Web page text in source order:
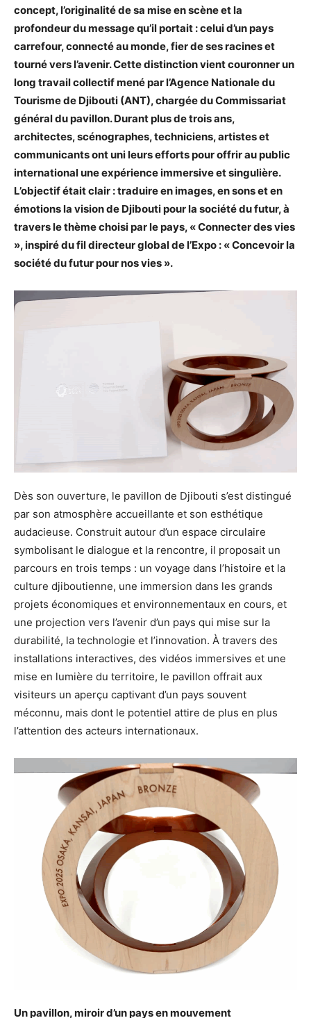
concept, l’originalité de sa mise en scène et la
profondeur du message qu’il portait : celui d’un pays
carrefour, connecté au monde, fier de ses racines et
tourné vers l’avenir. Cette distinction vient couronner un
long travail collectif mené par l’Agence Nationale du
Tourisme de Djibouti (ANT), chargée du Commissariat
général du pavillon. Durant plus de trois ans,
architectes, scénographes, techniciens, artistes et
communicants ont uni leurs efforts pour offrir au public
international une expérience immersive et singulière.
L’objectif était clair : traduire en images, en sons et en
émotions la vision de Djibouti pour la société du futur, à
travers le thème choisi par le pays, « Connecter des vies
», inspiré du fil directeur global de l’Expo : « Concevoir la
société du futur pour nos vies ».
Dès son ouverture, le pavillon de Djibouti s’est distingué
par son atmosphère accueillante et son esthétique
audacieuse. Construit autour d’un espace circulaire
symbolisant le dialogue et la rencontre, il proposait un
parcours en trois temps : un voyage dans l’histoire et la
culture djiboutienne, une immersion dans les grands
projets économiques et environnementaux en cours, et
une projection vers l’avenir d’un pays qui mise sur la
durabilité, la technologie et l’innovation. À travers des
installations interactives, des vidéos immersives et une
mise en lumière du territoire, le pavillon offrait aux
visiteurs un aperçu captivant d’un pays souvent
méconnu, mais dont le potentiel attire de plus en plus
l’attention des acteurs internationaux.
Un pavillon, miroir d’un pays en mouvement